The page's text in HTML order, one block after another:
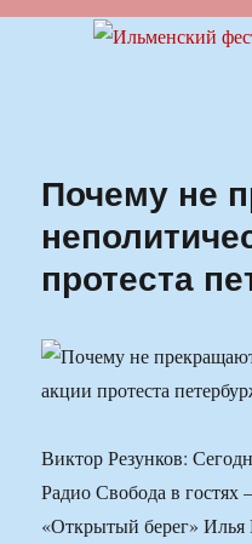
Ильменский
Почему не
протеста
Виктор Резунков:
Радио Свобода в
«Открытый берег»